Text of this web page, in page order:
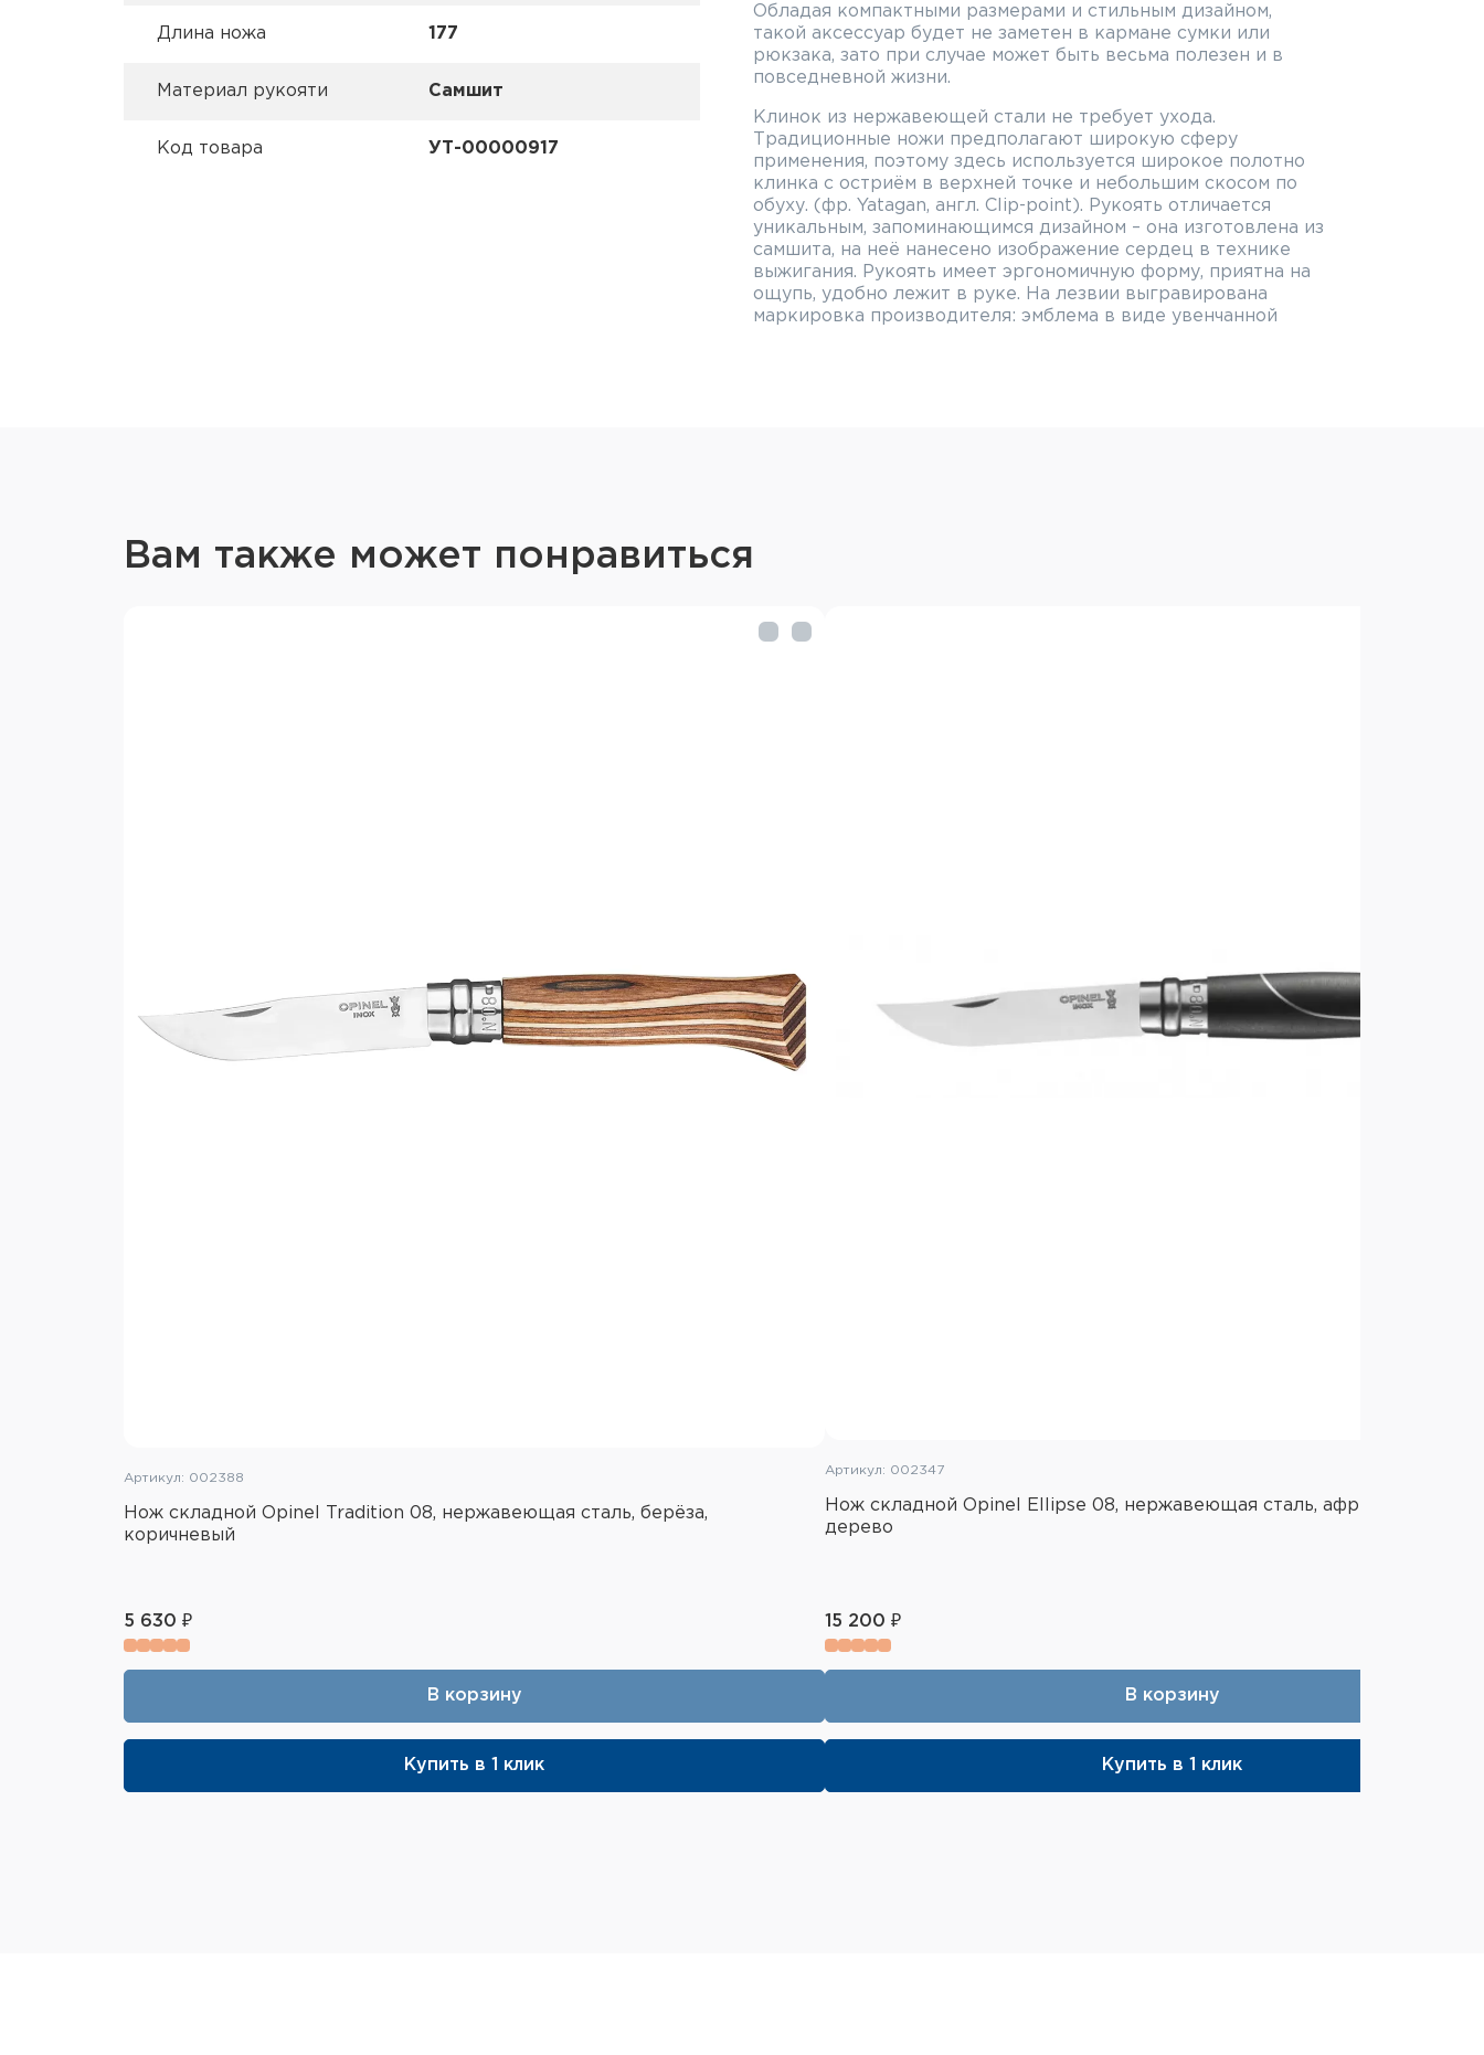
Длина ножа 177
Материал рукояти Самшит
Код товара УТ-00000917
Обладая компактными размерами и стильным дизайном,
такой аксессуар будет не заметен в кармане сумки или
рюкзака, зато при случае может быть весьма полезен и в
повседневной жизни.
Клинок из нержавеющей стали не требует ухода.
Традиционные ножи предполагают широкую сферу
применения, поэтому здесь используется широкое полотно
клинка с остриём в верхней точке и небольшим скосом по
обуху. (фр. Yatagan, англ. Clip-point). Рукоять отличается
уникальным, запоминающимся дизайном – она изготовлена из
самшита, на неё нанесено изображение сердец в технике
выжигания. Рукоять имеет эргономичную форму, приятна на
ощупь, удобно лежит в руке. На лезвии выгравирована
маркировка производителя: эмблема в виде увенчанной
обеспечила фирме не только длительное существование, но
Вам также может понравиться
Артикул: 002388
Нож складной Opinel Tradition 08, нержавеющая сталь, берёза,
коричневый
5 630 ₽
В корзину
Купить в 1 клик
Артикул: 002347
Нож складной Opinel Ellipse 08, нержавеющая сталь, африканское
дерево
15 200 ₽
В корзину
Купить в 1 клик